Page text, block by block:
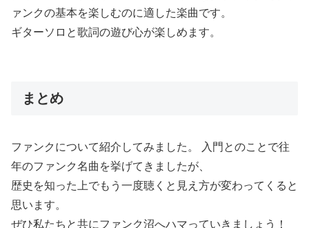
ァンクの基本を楽しむのに適した楽曲です。
ギターソロと歌詞の遊び心が楽しめます。
まとめ
ファンクについて紹介してみました。 入門とのことで往
年のファンク名曲を挙げてきましたが、
歴史を知った上でもう一度聴くと見え方が変わってくると
思います。
ぜひ私たちと共にファンク沼へハマっていきましょう！